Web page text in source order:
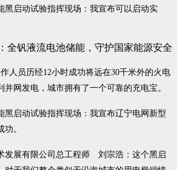
启动试验指挥现场：我宣布可以启动实
员历经12小时成功将远在30千米外的火电
网发电，城市拥有了一个可靠的充电宝。
启动试验指挥现场：我宣布辽宁电网新型
。
展有限公司总工程师 刘宗浩：这个黑启